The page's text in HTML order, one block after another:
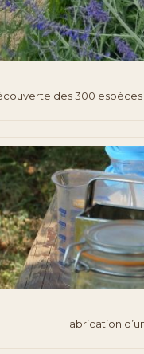
des 300
Fabrication